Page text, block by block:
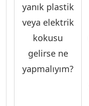
yanık plastik
veya elektrik
kokusu
gelirse ne
yapmalıyım?